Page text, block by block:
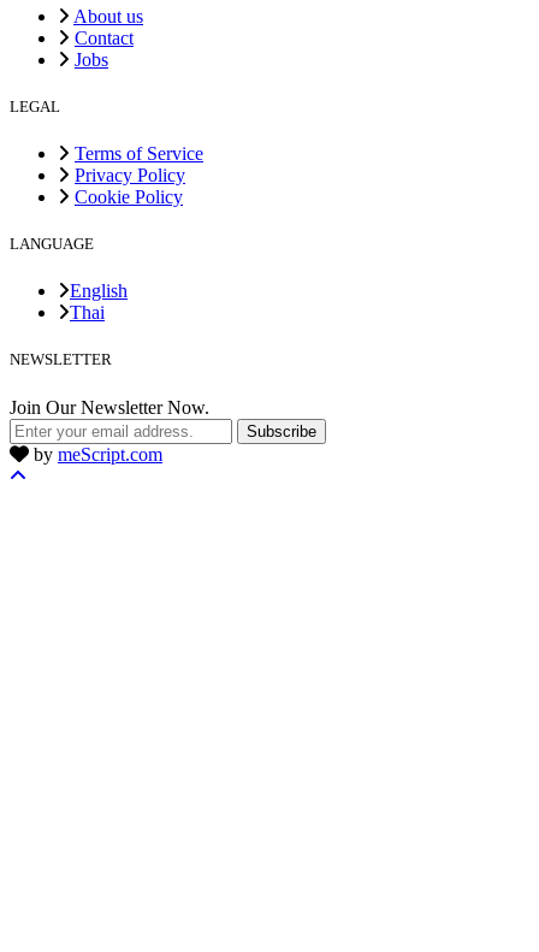
About us
Contact
Jobs
LEGAL
Terms of Service
Privacy Policy
Cookie Policy
LANGUAGE
English
Thai
NEWSLETTER
Join Our Newsletter Now.
Subscribe
by meScript.com